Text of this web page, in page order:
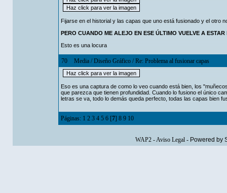
Fijarse en el historial y las capas que uno está fusionado y el otro
PERO CUANDO ME ALEJO EN ESE ÚLTIMO VUELVE A
Esto es una locura
70 Media/Diseño Gráfico/Re: Problema al fusionar capas
Eso es una captura de como lo veo cuando está bien, los
que parezca que tienen profundidad. Cuando lo fusiono el único
letras se va, todo lo demás queda perfecto, todas las capas bien
Páginas: 1 2 3 4 5 6[7] 8 9 10
WAP2-Aviso Legal- Powered by